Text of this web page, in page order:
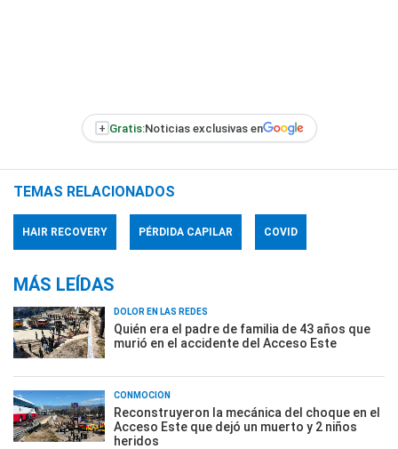
+ Gratis:Noticias exclusivas en
TEMAS RELACIONADOS
HAIR RECOVERY PÉRDIDA CAPILAR COVID
MÁS LEÍDAS
DOLOR EN LAS REDES
Quién era el padre de familia de 43 años que
murió en el accidente del Acceso Este
CONMOCIÓN
Reconstruyeron la mecánica del choque en el
Acceso Este que dejó un muerto y 2 niños
heridos